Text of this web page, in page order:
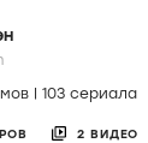
| 103 сериала
2 ВИДЕО